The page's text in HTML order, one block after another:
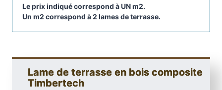
b
e
r
e
c
Le prix indiqué correspond à UN m2.
Un m2 correspond à 2 lames de terrasse.
Lame de terrasse en bois composite
Timbertech